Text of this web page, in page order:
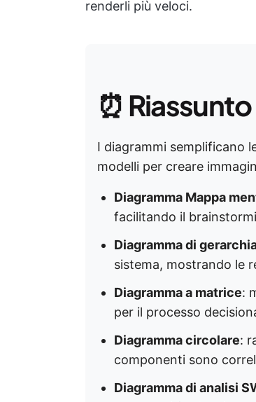
renderli più veloci.
⏰
I diagrammi semplificano
modelli per creare
Diagramma Mappa
facilitando il
Diagramma di
sistema, mostrando le
Diagramma a matrice:
per il processo
Diagramma circolare:
componenti sono
Diagramma di analisi